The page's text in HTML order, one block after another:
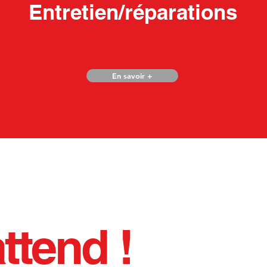
Entretien/réparations
En savoir +
!